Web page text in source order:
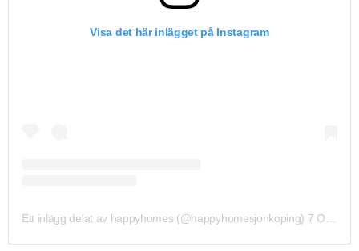
Visa det här inlägget på Instagram
Ett inlägg delat av happyhomes (@happyhomesjonkoping) 7 Okt 2019 kl. 10:24 PDT